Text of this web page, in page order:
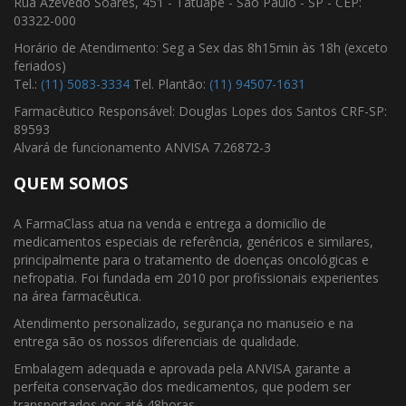
03322-000
Horário de Atendimento: Seg a Sex das 8h15min às 18h (exceto
feriados)
Tel.: (11) 5083-3334 Tel. Plantão: (11) 94507-1631
Farmacêutico Responsável: Douglas Lopes dos Santos CRF-SP:
89593
Alvará de funcionamento ANVISA 7.26872-3
QUEM SOMOS
A FarmaClass atua na venda e entrega a domicílio de
medicamentos especiais de referência, genéricos e similares,
principalmente para o tratamento de doenças oncológicas e
nefropatia. Foi fundada em 2010 por profissionais experientes
na área farmacêutica.
Atendimento personalizado, segurança no manuseio e na
entrega são os nossos diferenciais de qualidade.
Embalagem adequada e aprovada pela ANVISA garante a
perfeita conservação dos medicamentos, que podem ser